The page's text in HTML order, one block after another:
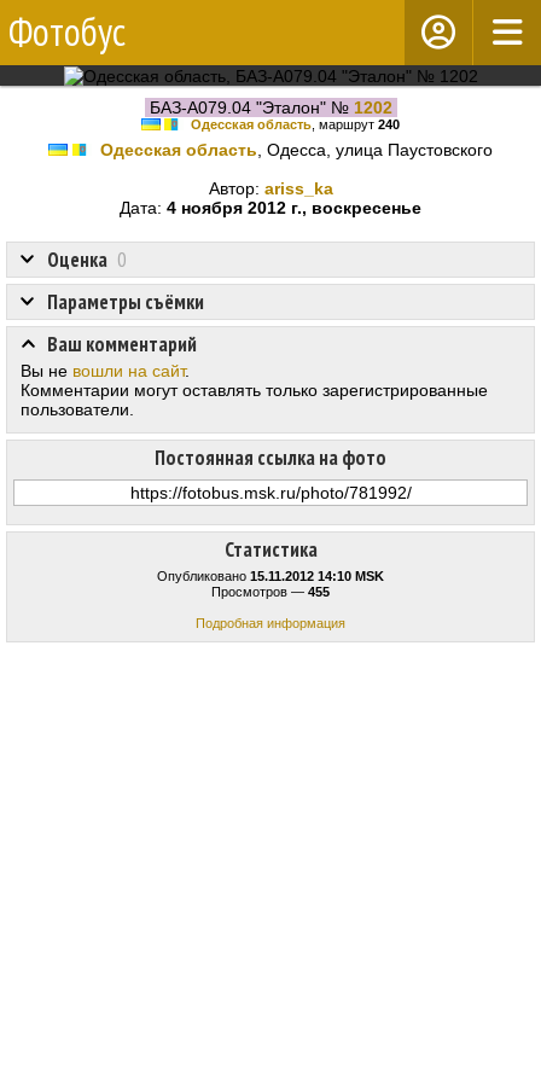
Фотобус
БАЗ-А079.04 "Эталон" № 1202
Одесская область , маршрут 240
Одесская область , Одесса, улица Паустовского
Автор: ariss_ka
Дата: 4 ноября 2012 г., воскресенье
Статистика
Опубликовано 15.11.2012 14:10 MSK
Просмотров — 455
Подробная информация
Оценка 0
Постоянная ссылка на фото
Параметры съёмки
Ваш комментарий
Вы не вошли на сайт.
Комментарии могут оставлять только зарегистрированные
пользователи.